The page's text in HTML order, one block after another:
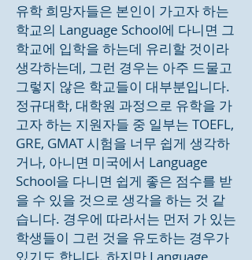
유학 희망자들은 본인이 가고자 하는
학교의 Language School에 다니면 그
학교에 입학을 하는데 유리할 것이라
생각하는데, 그런 경우는 아주 드물고
그렇지 않은 학교들이 대부분입니다.
정규대학, 대학원 과정으로 유학을 가
고자 하는 지원자들 중 일부는 TOEFL,
GRE, GMAT 시험을 너무 쉽게 생각하
거나, 아니면 미국에서 Language
School을 다니면 쉽게 좋은 점수를 받
을 수 있을 것으로 생각을 하는 것 같
습니다. 경우에 따라서는 먼저 가 있는
학생들이 그런 것을 유도하는 경우가
있기도 합니다. 하지만 Language